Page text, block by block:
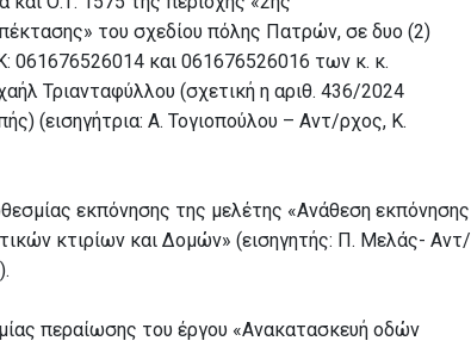
του σχεδίου πόλης Πατρών, σε δυο (2)
061676526014 και 061676526016 των κ. κ.
Τριανταφύλλου (σχετική η αριθ. 436/2024
(εισηγήτρια: Α. Τογιοπούλου – Αντ/ρχος, Κ.
εκπόνησης της μελέτης «Ανάθεση εκπόνησης
κτιρίων και Δομών» (εισηγητής: Π. Μελάς- Αντ/
περαίωσης του έργου «Ανακατασκευή οδών